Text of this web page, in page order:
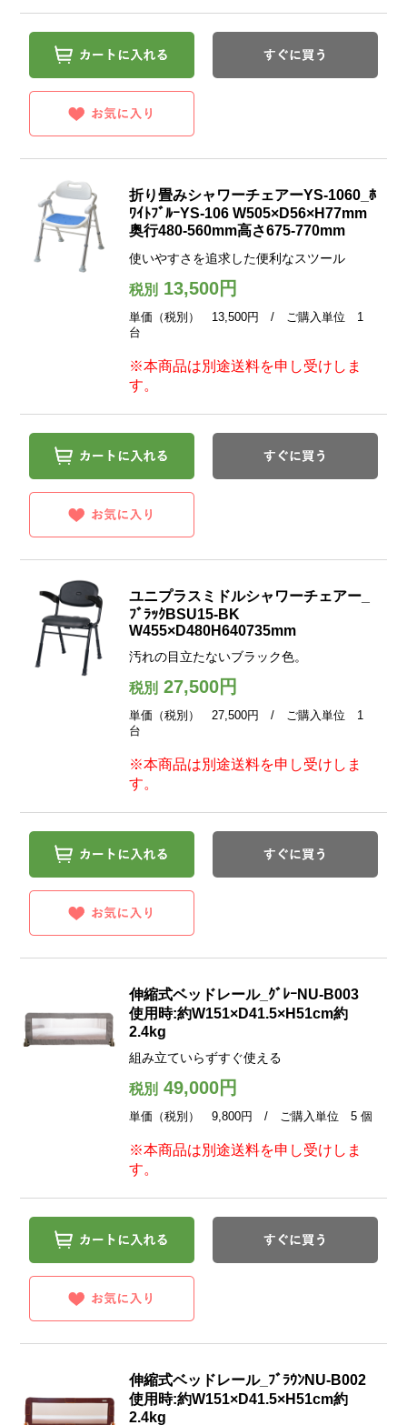
折り畳みシャワーチェアーYS-1060_ﾎ
ﾜｲﾄﾌﾞﾙｰYS-106 W505×D56×H77mm
奥行480-560mm高さ675-770mm
使いやすさを追求した便利なスツール
税別13,500円
単価（税別） 13,500円 / ご購入単位 1
台
※本商品は別途送料を申し受けしま
す。
ユニプラスミドルシャワーチェアー_
ﾌﾞﾗｯｸBSU15-BK
W455×D480H640735mm
汚れの目立たないブラック色。
税別27,500円
単価（税別） 27,500円 / ご購入単位 1
台
※本商品は別途送料を申し受けしま
す。
伸縮式ベッドレール_ｸﾞﾚｰNU-B003
使用時:約W151×D41.5×H51cm約
2.4kg
組み立ていらずすぐ使える
税別49,000円
単価（税別） 9,800円 / ご購入単位 5 個
※本商品は別途送料を申し受けしま
す。
伸縮式ベッドレール_ﾌﾞﾗｳﾝNU-B002
使用時:約W151×D41.5×H51cm約
2.4kg